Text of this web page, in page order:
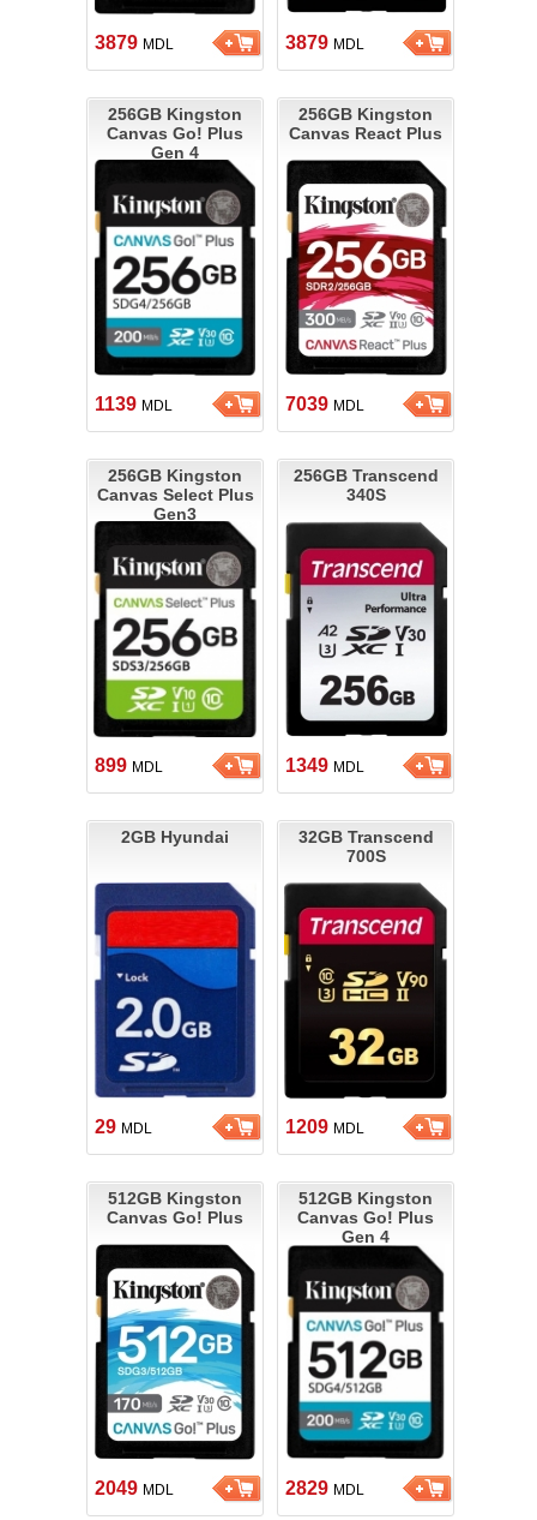
3879 MDL 3879 MDL
256GB Kingston
Canvas Go! Plus
Gen 4
1139 MDL
256GB Kingston
Canvas React Plus
7039 MDL
256GB Kingston
Canvas Select Plus
Gen3
899 MDL
256GB Transcend
340S
1349 MDL
2GB Hyundai
29 MDL
32GB Transcend
700S
1209 MDL
512GB Kingston
Canvas Go! Plus
2049 MDL
512GB Kingston
Canvas Go! Plus
Gen 4
2829 MDL